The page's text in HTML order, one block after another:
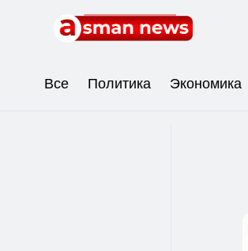
Все Политика Экономика